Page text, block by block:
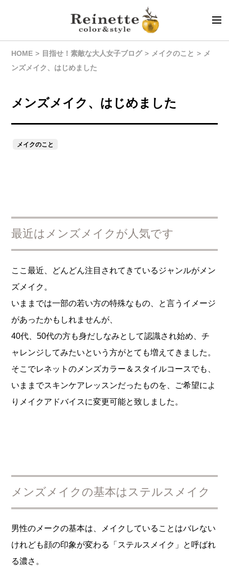
HOME 目指せ！素敵な大人女子ブログ メイクのこと
メ
ンズメイク、はじめました
メンズメイク、はじめました
メイクのこと
最近はメンズメイクが人気です
ここ最近、どんどん注目されてきているジャンルがメン
ズメイク。
いままでは一部の若い方の特殊なもの、と言うイメージ
があったかもしれませんが、
40代、50代の方も身だしなみとして認識され始め、チ
ャレンジしてみたいという方がとても増えてきました。
そこでレネットのメンズカラー＆スタイルコースでも、
いままでスキンケアレッスンだったものを、ご希望によ
りメイクアドバイスに変更可能と致しました。
メンズメイクの基本はステルスメイク
男性のメークの基本は、メイクしていることはバレない
けれども顔の印象が変わる「ステルスメイク」と呼ばれ
る濃さ。